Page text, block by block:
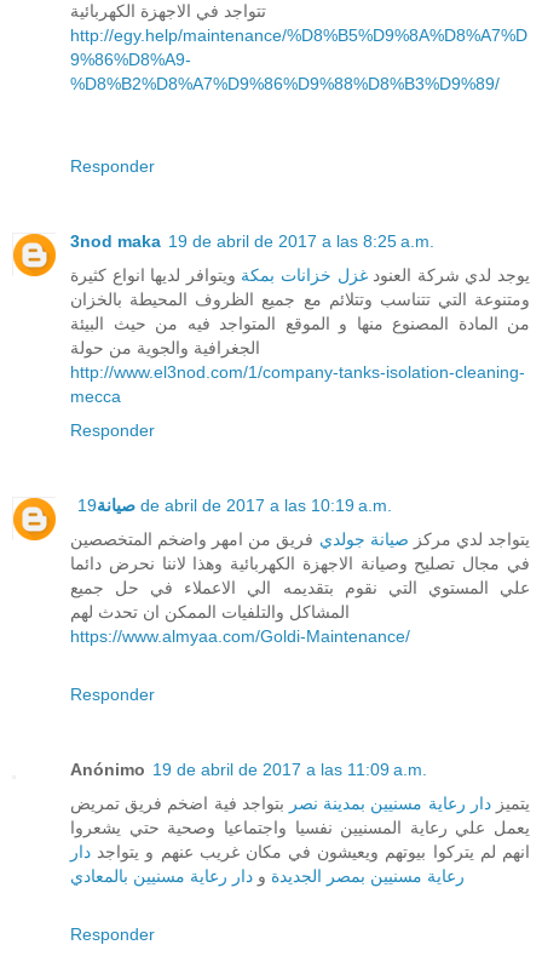
تتواجد في الاجهزة الكهربائية
http://egy.help/maintenance/%D8%B5%D9%8A%D8%A7%D
9%86%D8%A9-
%D8%B2%D8%A7%D9%86%D9%88%D8%B3%D9%89/
Responder
3nod maka 19 de abril de 2017 a las 8:25 a.m.
يوجد لدي شركة العنودغزل خزانات بمكة ويتوافر لديها انواع كثيرة
ومتنوعة التي تتناسب وتتلائم مع جميع الظروف المحيطة بالخزان
من المادة المصنوع منها و الموقع المتواجد فيه من حيث البيئة
الجغرافية والجوية من حولة
http://www.el3nod.com/1/company-tanks-isolation-cleaning-
mecca
Responder
صيانة 19 de abril de 2017 a las 10:19 a.m.
يتواجد لدي مركز صيانة جولدي فريق من امهر واضخم المتخصصين
في مجال تصليح وصيانة الاجهزة الكهربائية وهذا لاننا نحرض دائما
علي المستوي التي نقوم بتقديمه الي الاعملاء في حل جميع
المشاكل والتلفيات الممكن ان تحدث لهم
https://www.almyaa.com/Goldi-Maintenance/
Responder
Anónimo 19 de abril de 2017 a las 11:09 a.m.
يتميزدار رعاية مسنيين بمدينة نصر بتواجد فية اضخم فريق تمريض
يعمل علي رعاية المسنيين نفسيا واجتماعيا وصحية حتي يشعروا
انهم لم يتركوا بيوتهم ويعيشون في مكان غريب عنهم و يتواجد دار
رعاية مسنيين بمصر الجديدة و دار رعاية مسنيين بالمعادي
Responder